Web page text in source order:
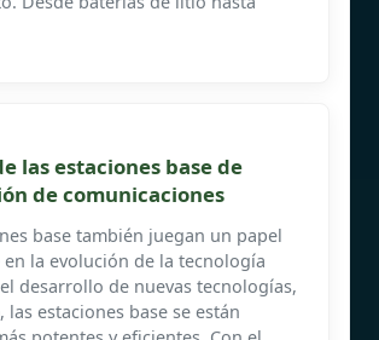
las estaciones base de
de comunicaciones
base también juegan un papel
la evolución de la tecnología
desarrollo de nuevas tecnologías,
las estaciones base se están